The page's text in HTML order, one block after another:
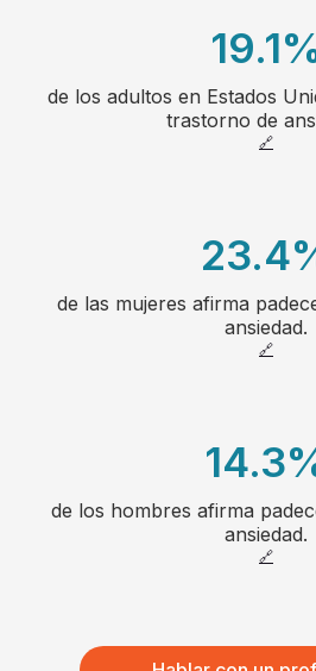
22
23
24
26
27
19.1
1
3
4
7
8
de los adultos en Estados
trastorno de
🔗
23.4
1
3
4
de las mujeres afirma
ansiedad.
🔗
14.3
1
3
de los hombres afirma
ansiedad.
🔗